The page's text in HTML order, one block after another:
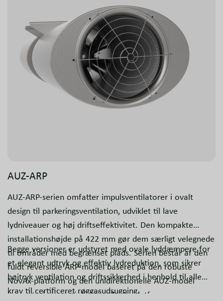
AUZ-ARP
AUZ-ARP-serien omfatter impulsventilatorer i ovalt
design til parkeringsventilation, udviklet til lave
lydniveauer og høj driftseffektivitet. Den kompakte
installationshøjde på 422 mm gør dem særligt velegnede
til områder med begrænset plads. Serien består af den
fuldt reversible ARP-model baseret på den robuste
NovAx-platform og den unidirektionelle AUZ-model
baseret på den højeffektive ZerAx-platform.
Begge versioner er udstyret med ovale lyddæmpere for
et elegant udtryk og effektiv lydreduktion, som sikrer
højtryk ventilation og driftssikkerhed i henhold til alle
krav til certificeret røggasudsugning.